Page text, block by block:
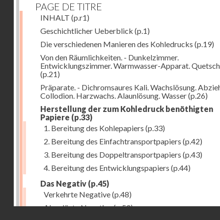
PAGE DE TITRE
INHALT (p.r1)
Geschichtlicher Ueberblick (p.1)
Die verschiedenen Manieren des Kohledrucks (p.19)
Von den Räumlichkeiten. - Dunkelzimmer.
Entwicklungszimmer. Warmwasser-Apparat.
(p.21)
Präparate. - Dichromsaures Kali. Wachslösung.
Collodion. Harzwachs. Alaunlösung. Wasser(p.26)
Herstellung der zum Kohledruck benöthigten
Papiere (p.33)
1. Bereitung des Kohlepapiers (p.33)
2. Bereitung des Einfachtransportpapiers (p.42)
3. Bereitung des Doppeltransportpapiers (p.43)
4. Bereitung des Entwicklungspapiers (p.44)
Das Negativ (p.45)
Verkehrte Negative(p.48)
Abgelöste Negative(p.50)